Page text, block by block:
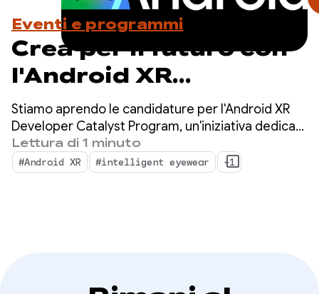
Eventi e programmi
Crea per il futuro con
l'Android XR
Developer Catalyst
Program. Fai domanda
ora.
Stiamo aprendo le candidature per l'Android XR
Developer Catalyst Program, un'iniziativa dedicata
ad accelerare lo sviluppo di app Android XR
pronte per il lancio entro il prossimo anno.
Lettura di 1 minuto
#Android XR #intelligent eyewear +1